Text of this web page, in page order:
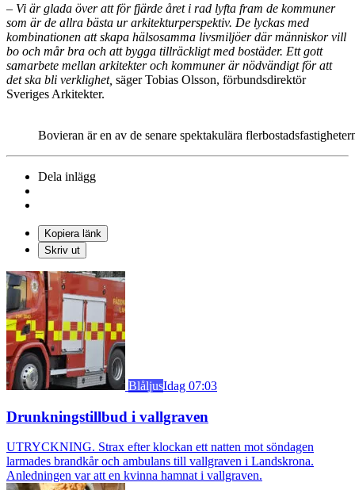
– Vi är glada över att för fjärde året i rad lyfta fram de kommuner
som är de allra bästa ur arkitekturperspektiv. De lyckas med
kombinationen att skapa hälsosamma livsmiljöer där människor vill
bo och mår bra och att bygga tillräckligt med bostäder. Ett gott
samarbete mellan arkitekter och kommuner är nödvändigt för att
det ska bli verklighet, säger Tobias Olsson, förbundsdirektör
Sveriges Arkitekter.
Bovieran är en av de senare spektakulära
Dela inlägg
Kopiera länk
Skriv ut
BlåljusIdag 07:03
Drunkningstillbud i vallgraven
UTRYCKNING. Strax efter klockan ett natten mot söndagen
larmades brandkår och ambulans till vallgraven i Landskrona.
Anledningen var att en kvinna hamnat i vallgraven.